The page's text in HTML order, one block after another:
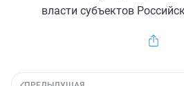
власти субъектов